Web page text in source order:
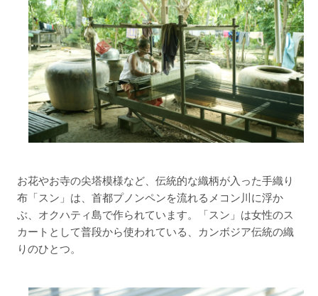
お花やお寺の尖塔模様など、伝統的な織柄が入った手織り
布「スン」は、首都プノンペンを流れるメコン川に浮か
ぶ、オクハティ島で作られています。「スン」は女性のス
カートとして普段から使われている、カンボジア伝統の織
りのひとつ。